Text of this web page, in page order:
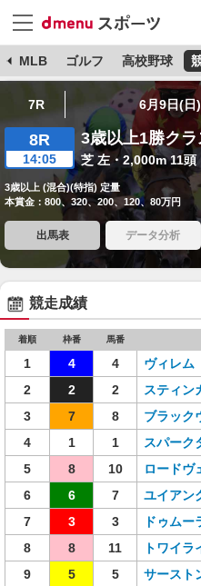
MLB ゴルフ 高校野球
7R 6月9日(日
8R
14:05
3歳以上1勝ク
芝 左・2,000m 11頭
3歳以上 (混合)(特指) 定量
本賞金：800、320、200、120、80万円
出馬表 データ分析
競走成績
着順 枠番 馬番
1 4 4 ヴ
2
2 2 スティン
3
7 8 ブラッ
4
1 1 スパーク
5
8 10 ロード
6
6 7 ユイアン
7
3 3 ドゥ
8
8 11 トワイラ
9
5 5 サースト